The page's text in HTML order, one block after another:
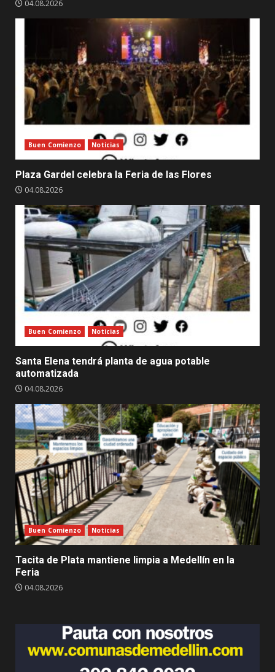
04.08.2026
Buen Comienzo Noticias
Plaza Gardel celebra la Feria de las Flores
04.08.2026
Buen Comienzo Noticias
Santa Elena tendrá planta de agua potable
automatizada
04.08.2026
Buen Comienzo Noticias
Tacita de Plata mantiene limpia a Medellín en la
Feria
04.08.2026